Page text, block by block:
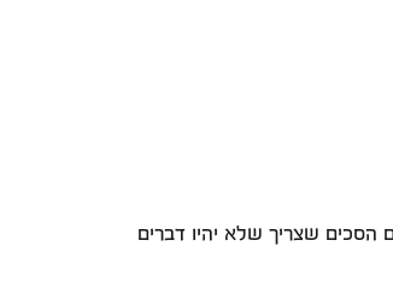
הסכים שצריך שלא יהיו דברים